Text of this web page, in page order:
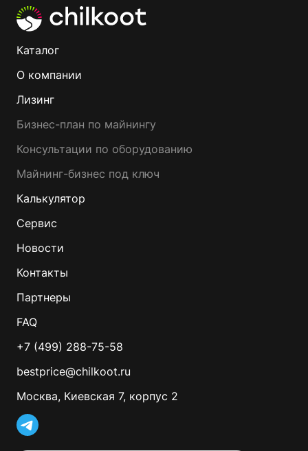
Каталог
О компании
Лизинг
Бизнес-план по майнингу
Консультации по оборудованию
Майнинг-бизнес под ключ
Калькулятор
Сервис
Новости
Контакты
Партнеры
FAQ
+7 (499) 288-75-58
bestprice@chilkoot.ru
Москва, Киевская 7, корпус 2